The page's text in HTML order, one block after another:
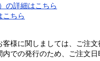
の詳細はこちら
こちら
様に関しましては、ご注文
内での発行のため、ご注文